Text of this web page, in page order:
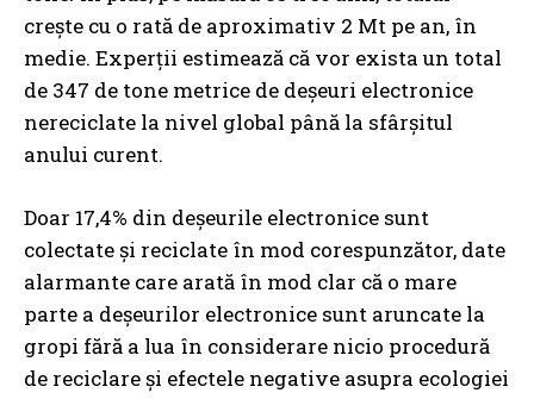
crește cu o rată de aproximativ 2 Mt pe an, în
medie. Experții estimează că vor exista un total
de 347 de tone metrice de deșeuri electronice
nereciclate la nivel global până la sfârșitul
anului curent.
Doar 17,4% din deșeurile electronice sunt
colectate și reciclate în mod corespunzător, date
alarmante care arată în mod clar că o mare
parte a deșeurilor electronice sunt aruncate la
gropi fără a lua în considerare nicio procedură
de reciclare și efectele negative asupra ecologiei